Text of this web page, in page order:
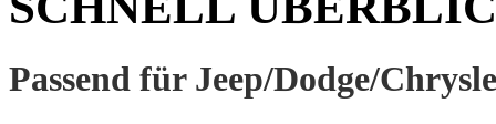
Passend für Jeep/Dodge/